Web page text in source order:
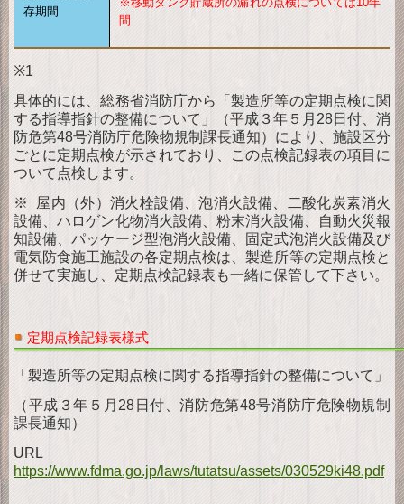
存期間
間
※1
具体的には、総務省消防庁から「製造所等の定期点検に関
する指導指針の整備について」（平成３年５月28日付、消
防危第48号消防庁危険物規制課長通知）により、施設区分
ごとに定期点検が示されており、この点検記録表の項目に
ついて点検します。
※ 屋内（外）消火栓設備、泡消火設備、二酸化炭素消火
設備、ハロゲン化物消火設備、粉末消火設備、自動火災報
知設備、パッケージ型泡消火設備、固定式泡消火設備及び
電気防食施工施設の各定期点検は、製造所等の定期点検と
併せて実施し、定期点検記録表も一緒に保管して下さい。
定期点検記録表様式
「製造所等の定期点検に関する指導指針の整備について」
（平成３年５月28日付、消防危第48号消防庁危険物規制
課長通知）
URL
https://www.fdma.go.jp/laws/tutatsu/assets/030529ki48.pdf